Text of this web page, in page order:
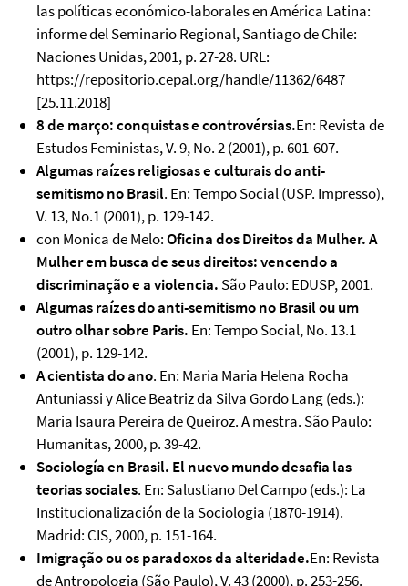
las políticas económico-laborales en América Latina:
informe del Seminario Regional, Santiago de Chile:
Naciones Unidas, 2001, p. 27-28. URL:
https://repositorio.cepal.org/handle/11362/6487
[25.11.2018]
8 de março: conquistas e controvérsias.En: Revista de
Estudos Feministas, V. 9, No. 2 (2001), p. 601-607.
Algumas raízes religiosas e culturais do anti-
semitismo no Brasil. En: Tempo Social (USP. Impresso),
V. 13, No.1 (2001), p. 129-142.
con Monica de Melo:Oficina dos Direitos da Mulher. A
Mulher em busca de seus direitos: vencendo a
discriminação e a violencia. São Paulo: EDUSP, 2001.
Algumas raízes do anti-semitismo no Brasil ou um
outro olhar sobre Paris. En: Tempo Social, No. 13.1
(2001), p. 129-142.
A cientista do ano. En: Maria Maria Helena Rocha
Antuniassi y Alice Beatriz da Silva Gordo Lang (eds.):
Maria Isaura Pereira de Queiroz. A mestra. São Paulo:
Humanitas, 2000, p. 39-42.
Sociología en Brasil. El nuevo mundo desafia las
teorias sociales. En: Salustiano Del Campo (eds.): La
Institucionalización de la Sociologia (1870-1914).
Madrid: CIS, 2000, p. 151-164.
Imigração ou os paradoxos da alteridade.En: Revista
de Antropologia (São Paulo), V. 43 (2000), p. 253-256.